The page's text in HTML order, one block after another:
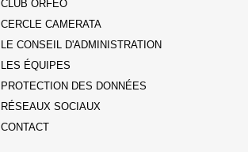
CLUB ORFEO
CERCLE CAMERATA
LE CONSEIL D'ADMINISTRATION
LES ÉQUIPES
PROTECTION DES DONNÉES
RÉSEAUX SOCIAUX
CONTACT